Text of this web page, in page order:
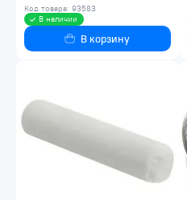
Код товара: 93583
В наличии
В корзину